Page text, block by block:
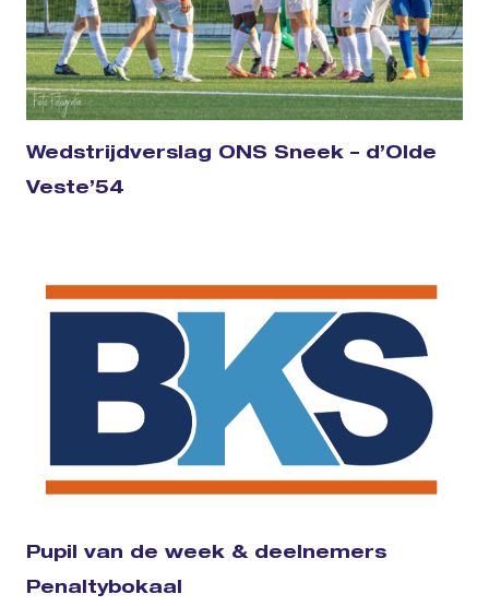
Wedstrijdverslag ONS Sneek – d’Olde
Veste’54
Pupil van de week & deelnemers
Penaltybokaal